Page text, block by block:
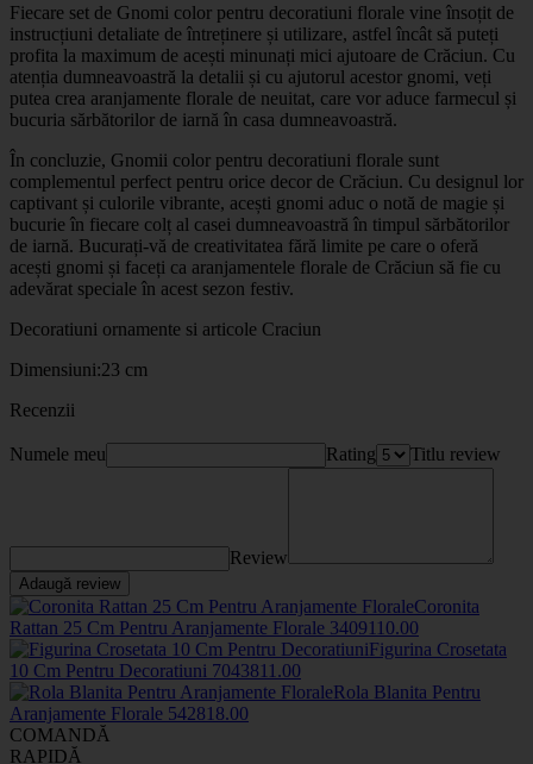
Fiecare set de Gnomi color pentru decoratiuni florale vine însoțit de
instrucțiuni detaliate de întreținere și utilizare, astfel încât să puteți
profita la maximum de acești minunați mici ajutoare de Crăciun. Cu
atenția dumneavoastră la detalii și cu ajutorul acestor gnomi, veți
putea crea aranjamente florale de neuitat, care vor aduce farmecul și
bucuria sărbătorilor de iarnă în casa dumneavoastră.
În concluzie, Gnomii color pentru decoratiuni florale sunt
complementul perfect pentru orice decor de Crăciun. Cu designul lor
captivant și culorile vibrante, acești gnomi aduc o notă de magie și
bucurie în fiecare colț al casei dumneavoastră în timpul sărbătorilor
de iarnă. Bucurați-vă de creativitatea fără limite pe care o oferă
acești gnomi și faceți ca aranjamentele florale de Crăciun să fie cu
adevărat speciale în acest sezon festiv.
Decoratiuni ornamente si articole Craciun
Dimensiuni:23 cm
Recenzii
Numele meu Rating Titlu review
Review
Adaugă review
Coronita
Rattan 25 Cm Pentru Aranjamente Florale 34091 10.00
Figurina Crosetata
10 Cm Pentru Decoratiuni 7043811 .00
Rola Blanita Pentru
Aranjamente Florale 542818.00
COMANDĂ
RAPIDĂ